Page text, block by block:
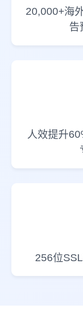
20,000+海
告
人效提升
256位